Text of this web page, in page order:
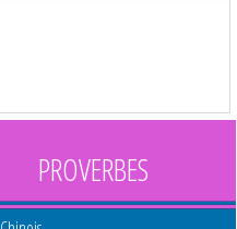
PROVERBES